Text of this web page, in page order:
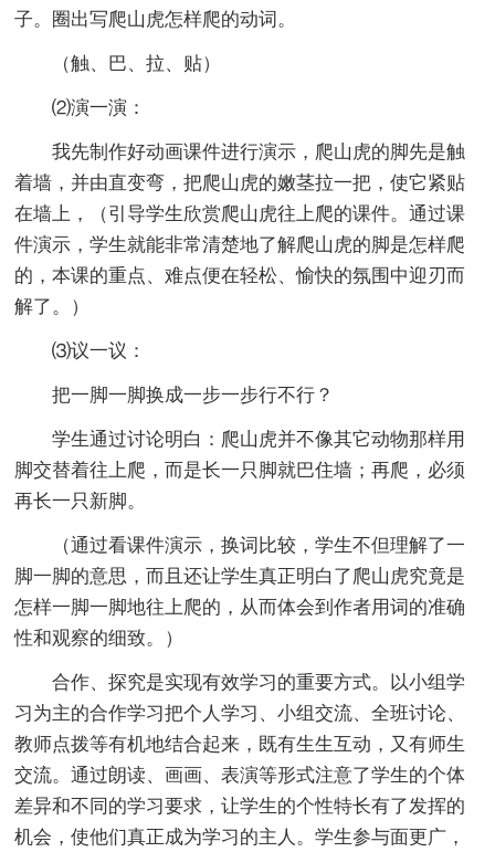
子。圈出写爬山虎怎样爬的动词。
（触、巴、拉、贴）
⑵演一演：
我先制作好动画课件进行演示，爬山虎的脚先是触
着墙，并由直变弯，把爬山虎的嫩茎拉一把，使它紧贴
在墙上，（引导学生欣赏爬山虎往上爬的课件。通过课
件演示，学生就能非常清楚地了解爬山虎的脚是怎样爬
的，本课的重点、难点便在轻松、愉快的氛围中迎刃而
解了。）
⑶议一议：
把一脚一脚换成一步一步行不行？
学生通过讨论明白：爬山虎并不像其它动物那样用
脚交替着往上爬，而是长一只脚就巴住墙；再爬，必须
再长一只新脚。
（通过看课件演示，换词比较，学生不但理解了一
脚一脚的意思，而且还让学生真正明白了爬山虎究竟是
怎样一脚一脚地往上爬的，从而体会到作者用词的准确
性和观察的细致。）
合作、探究是实现有效学习的重要方式。以小组学
习为主的合作学习把个人学习、小组交流、全班讨论、
教师点拨等有机地结合起来，既有生生互动，又有师生
交流。通过朗读、画画、表演等形式注意了学生的个体
差异和不同的学习要求，让学生的个性特长有了发挥的
机会，使他们真正成为学习的主人。学生参与面更广，